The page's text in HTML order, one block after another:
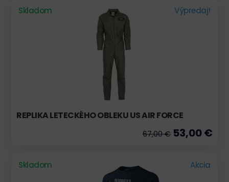
Skladom Výpredaj!
REPLIKA LETECKÉHO OBLEKU US AIR FORCE
67,00 € 53,00 €
Skladom Akcia